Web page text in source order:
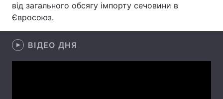
Відео з Youtube Статті
Архів
від загального обсягу імпорту сечовини в
Євросоюз.
ВІДЕО ДНЯ